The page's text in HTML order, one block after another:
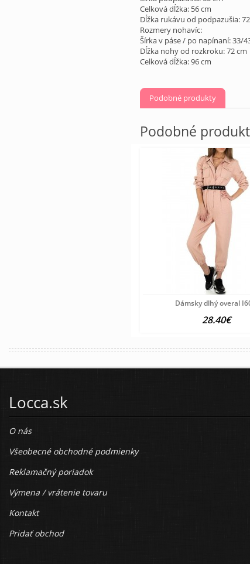
Celková dĺžka: 56 cm
Dĺžka rukávu od podpazušia:
Rozmery nohavíc:
Šírka v páse / po napínaní: 33/
Dĺžka nohy od rozkroku: 72 cm
Celková dĺžka: 96 cm
Podobné produkty
Podobné
Dámsky dlhý overal
28.40€
Locca.sk
O nás
Všeobecné obchodné podmienky
Reklamačný poriadok
Výmena / vrátenie tovaru
Kontakt
Pridať obchod